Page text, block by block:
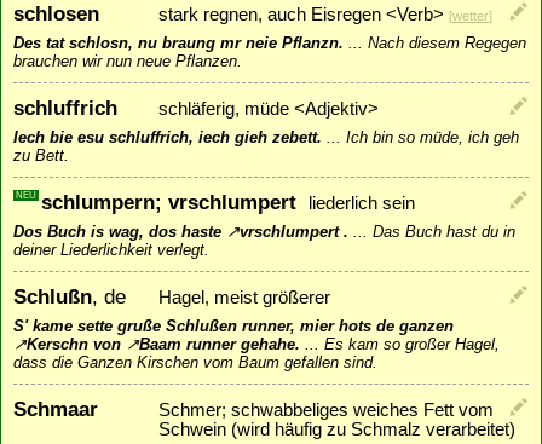
schlosen stark regnen, auch Eisregen <Verb> [wetter]
Des tat schlosn, nu braung mr neie Pflanzn. ... Nach diesem Regegen
brauchen wir nun neue Pflanzen.
schluffrich schläferig, müde <Adjektiv>
Iech bie esu schluffrich, iech gieh zebett. ... Ich bin so müde, ich geh
zu Bett.
NEU schlumpern; vrschlumpert liederlich sein
Dos Buch is wag, dos haste ↗vrschlumpert. ... Das Buch hast du in
deiner Liederlichkeit verlegt.
Schlußn, de Hagel, meist größerer
S' kame sette gruße Schlußen runner, mier hots de ganzen
↗Kerschn von ↗Baam runner gehahe. ... Es kam so großer Hagel,
dass die Ganzen Kirschen vom Baum gefallen sind.
Schmaar
Schmer; schwabbeliges weiches Fett vom
Schwein (wird häufig zu Schmalz verarbeitet)